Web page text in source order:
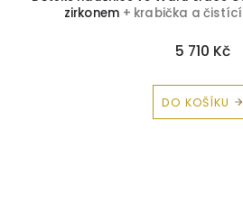
zirkonem + krabička a
5 710 Kč
DO KOŠÍKU